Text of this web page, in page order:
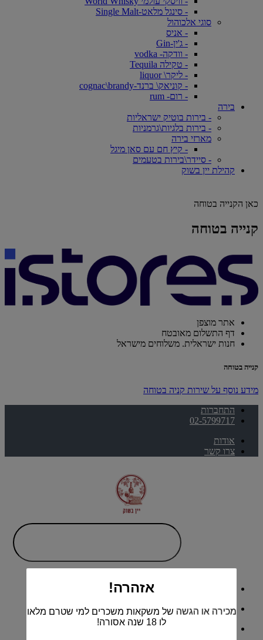
- סינגל מלאט-Single Malt
סוגי אלכוהול
- אניס
- ג'ין-Gin
- וודקה- vodka
- טקילה Tequila
- ליקר\ liquor
- קוניאק\ ברנד-cognac\brandy
- רום- rum
בירה
- בירות בוטיק ישראליות
- בירות בלגיות\גרמניות
מארזי בירה
- קיץ חם עם סאן מיגל
- סיידר\בירות בטעמים
קהילת יין בשוק
כאן הקנייה בטוחה
קנייה בטוחה
אתר מוצפן
דף התשלום מאובטח
חנות ישראלית. משלוחים מישראל
קנייה בטוחה
מידע נוסף על שירות קניה בטוחה
התחברות
02-5799717
אודות
צרו קשר
#גיא ממליץ
אזהרה!
מכירה או הגשה של משקאות משכרים למי שטרם מלאו
לו 18 שנה אסורה!